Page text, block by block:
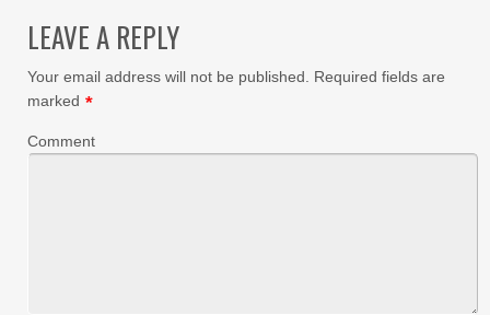
LEAVE A REPLY
Your email address will not be published.
Required fields are
marked *
Comment